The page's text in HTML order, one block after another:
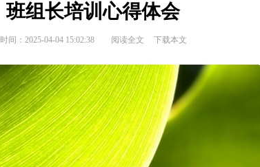
班组长培训心得体会
时间：2025-04-04 15:02:38 阅读全文 下载本文